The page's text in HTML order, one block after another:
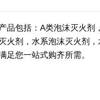
品包括：A类泡沫灭火剂
火剂，水系泡沫灭火剂
足您一站式购齐所需。